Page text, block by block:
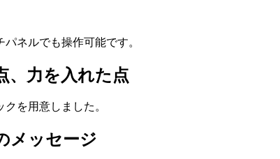
ネルでも操作可能です。
、力を入れた点
を用意しました。
メッセージ